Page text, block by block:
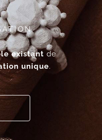
existant de
unique.